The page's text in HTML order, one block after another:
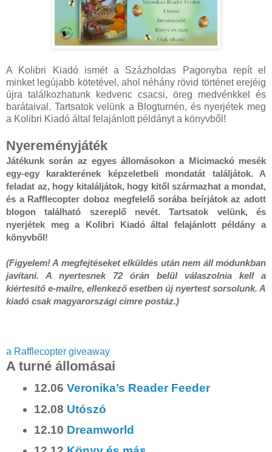
A Kolibri Kiadó ismét a Százholdas Pagonyba repít el
minket legújabb kötetével, ahol néhány rövid történet erejéig
újra találkozhatunk kedvenc csacsi, öreg medvénkkel és
barátaival. Tartsatok velünk a Blogturnén, és nyerjétek meg
a Kolibri Kiadó által felajánlott példányt a könyvből!
Nyereményjáték
Játékunk során az egyes állomásokon a Micimackó mesék
egy-egy karakterének képzeletbeli mondatát találjátok. A
feladat az, hogy kitaláljátok, hogy kitől származhat a mondat,
és a Rafflecopter doboz megfelelő sorába beírjátok az adott
blogon található szereplő nevét. Tartsatok velünk, és
nyerjétek meg a Kolibri Kiadó által felajánlott példány a
könyvből!
(Figyelem! A megfejtéseket elküldés után nem áll módunkban
javítani. A nyertesnek 72 órán belül válaszolnia kell a
kiértesítő e-mailre, ellenkező esetben új nyertest sorsolunk. A
kiadó csak magyarországi címre postáz.)
a Rafflecopter giveaway
A turné állomásai
12.06Veronika’s Reader Feeder
12.08 Utószó
12.10 Dreamworld